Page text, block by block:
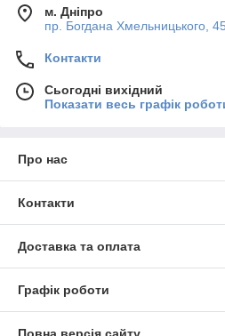
м. Дніпро
пр. Богдана Хмельницького,
Контакти
Сьогодні вихідний
Показати весь графік
Про нас
Контакти
Доставка та оплата
Графік роботи